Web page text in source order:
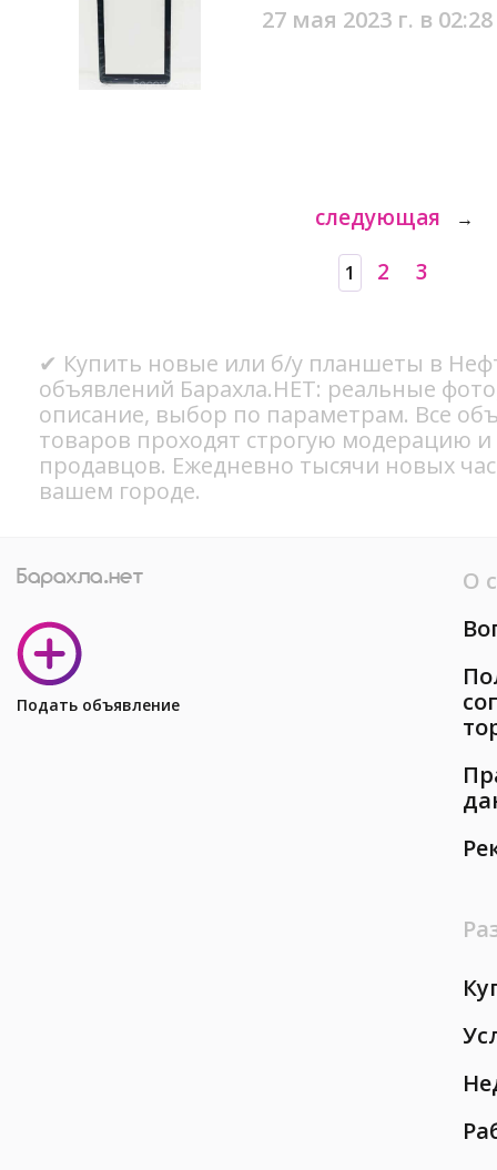
27 мая 2023 г. в 02:28
следующая →
1 2 3
✔ Купить новые или б/у планшеты в
объявлений Барахла.НЕТ: реальные
описание, выбор по параметрам. Все
товаров проходят строгую модерацию
продавцов. Ежедневно тысячи новых
вашем городе.
Подать объявление
О